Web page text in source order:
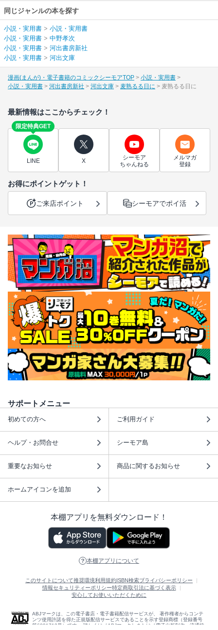
同じジャンルの本を探す
小説・実用書 > 小説・実用書
小説・実用書 > 中野孝次
小説・実用書 > 河出書房新社
小説・実用書 > 河出文庫
漫画(まんが)・電子書籍のコミックシーモアTOP
小説・実用書
小説・実用書
河出書房新社 河出文庫 麦熟るる日に 麦熟るる日に
最新情報はここからチェック！
限定特典GET
LINE X
シーモア
ちゃんねる
メルマガ
登録
お得にポイントゲット！
ご来店ポイント シーモアでポイ活
サポートメニュー
初めての方へ ご利用ガイド
ヘルプ・お問合せ シーモア島
重要なお知らせ 商品に関するお知らせ
ホームアイコンを追加
本棚アプリを無料ダウンロード！
本棚アプリについて
このサイトについて推奨環境利用規約 ISBN検索プライバシーポリシー
情報セキュリティーポリシー特定商取引法に基づく表示
安心してお使いいただくために
ABJマークは、この電子書店・電子書籍配信サービスが、 著作権者からコンテ
ンツ使用許諾を得た正規版配信サービスであることを示す登録商標（登録番号
第6091713号）です。 詳しくは［ABJマーク］または［電子出版制作・流通協